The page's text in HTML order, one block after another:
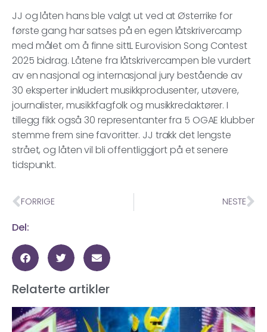
JJ og låten hans ble valgt ut ved at Østerrike for
første gang har satses på en egen låtskrivercamp
med målet om å finne sittL Eurovision Song Contest
2025 bidrag. Låtene fra låtskrivercampen ble vurdert
av en nasjonal og internasjonal jury bestående av
30 eksperter inkludert musikkprodusenter, utøvere,
journalister, musikkfagfolk og musikkredaktører. I
tillegg fikk også 30 representanter fra 5 OGAE klubber
stemme frem sine favoritter. JJ trakk det lengste
strået, og låten vil bli offentliggjort på et senere
tidspunkt.
FORRIGE NESTE
Del:
Relaterte artikler